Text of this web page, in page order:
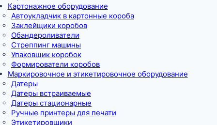
Картонажное оборудование
Автоукладчик в картонные короба
Заклейщики коробов
Обандероливатели
Стреппинг машины
Упаковщик коробок
Формирователи коробов
Маркировочное и этикетировочное оборудование
Датеры
Датеры встраиваемые
Датеры стационарные
Ручные принтеры для печати
Этикетировщики